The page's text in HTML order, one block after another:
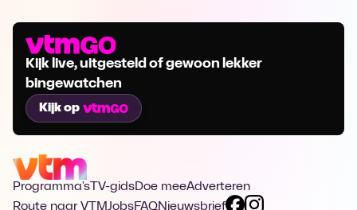
Kijk live, uitgesteld of gewoon lekker
bingewatchen
Kijk op
Programma's TV-gidsDoe meeAdverteren
Route naar VTMJobsFAQNieuwsbrief